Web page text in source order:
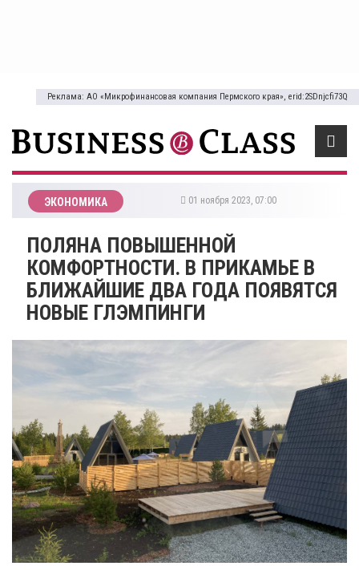
Реклама: АО «Микрофинансовая компания Пермского края», erid:2SDnjcfi73Q
ЭКОНОМИКА 01 ноября 2023, 07:00
​ПОЛЯНА ПОВЫШЕННОЙ
КОМФОРТНОСТИ. В ПРИКАМЬЕ В
БЛИЖАЙШИЕ ДВА ГОДА ПОЯВЯТСЯ
НОВЫЕ ГЛЭМПИНГИ